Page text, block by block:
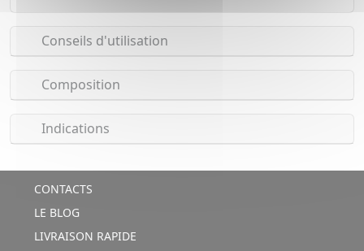
Conseils d'utilisation
Composition
Indications
CONTACTS
LE BLOG
LIVRAISON RAPIDE